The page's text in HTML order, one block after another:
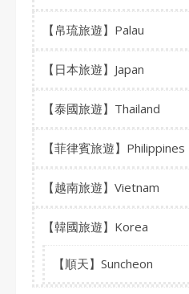
【帛琉旅遊】Palau
【日本旅遊】Japan
【泰國旅遊】Thailand
【菲律賓旅遊】Philippines
【越南旅遊】Vietnam
【韓國旅遊】Korea
【順天】Suncheon